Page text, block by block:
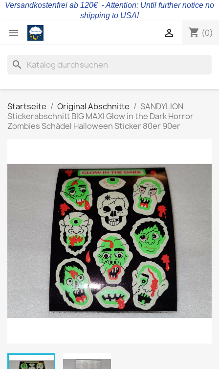
Versandkostenfrei ab 120€ - Attention: Until further notice no
shipping to USA!
 shopping_cart (0)

search
Startseite Original Abschnitte
SANDYLION
Stickerabschnitt BIG MAXI Glow in the Dark Horror
Zombies Schädel Halloween Sticker 80er 90er